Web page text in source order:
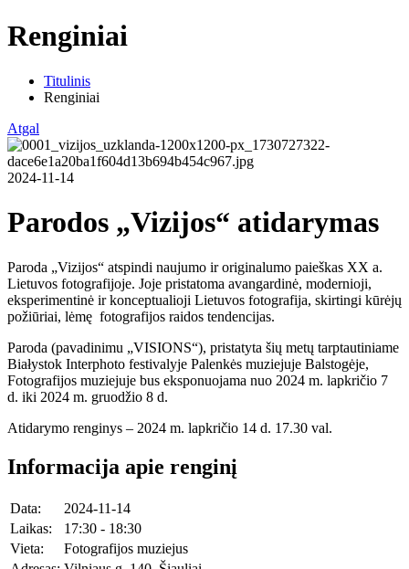
Renginiai
Titulinis
Renginiai
Atgal
2024-11-14
Parodos „Vizijos“ atidarymas
Paroda „Vizijos“ atspindi naujumo ir originalumo paieškas XX a.
Lietuvos fotografijoje. Joje pristatoma avangardinė, modernioji,
eksperimentinė ir konceptualioji Lietuvos fotografija, skirtingi kūrėjų
požiūriai, lėmę fotografijos raidos tendencijas.
Paroda (pavadinimu „VISIONS“), pristatyta šių metų tarptautiniame
Białystok Interphoto festivalyje Palenkės muziejuje Balstogėje,
Fotografijos muziejuje bus eksponuojama nuo 2024 m. lapkričio 7
d. iki 2024 m. gruodžio 8 d.
Atidarymo renginys – 2024 m. lapkričio 14 d. 17.30 val.
Informacija apie renginį
Data:
2024-11-14
Laikas:
17:30 - 18:30
Vieta:
Fotografijos muziejus